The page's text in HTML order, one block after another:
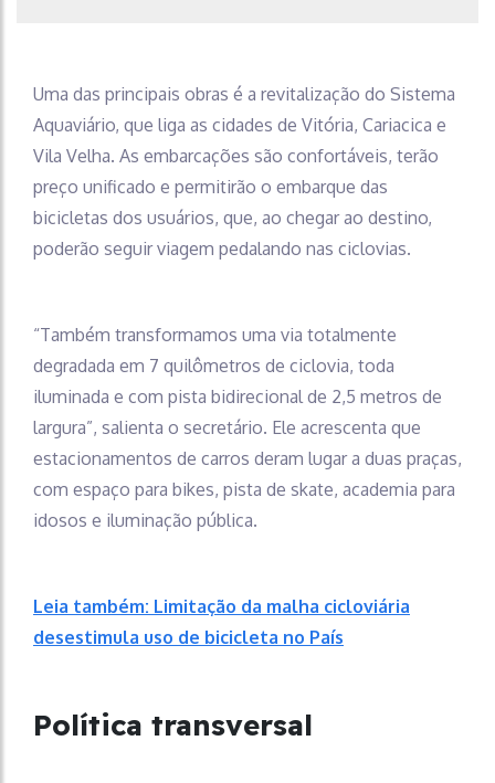
Uma das principais obras é a revitalização do Sistema
Aquaviário, que liga as cidades de Vitória, Cariacica e
Vila Velha. As embarcações são confortáveis, terão
preço unificado e permitirão o embarque das
bicicletas dos usuários, que, ao chegar ao destino,
poderão seguir viagem pedalando nas ciclovias.
“Também transformamos uma via totalmente
degradada em 7 quilômetros de ciclovia, toda
iluminada e com pista bidirecional de 2,5 metros de
largura”, salienta o secretário. Ele acrescenta que
estacionamentos de carros deram lugar a duas praças,
com espaço para bikes, pista de skate, academia para
idosos e iluminação pública.
Leia também: Limitação da malha cicloviária
desestimula uso de bicicleta no País
Política transversal